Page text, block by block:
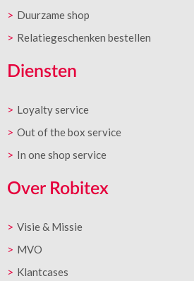
Duurzame shop
Relatiegeschenken bestellen
Diensten
Loyalty service
Out of the box service
In one shop service
Over Robitex
Visie & Missie
MVO
Klantcases